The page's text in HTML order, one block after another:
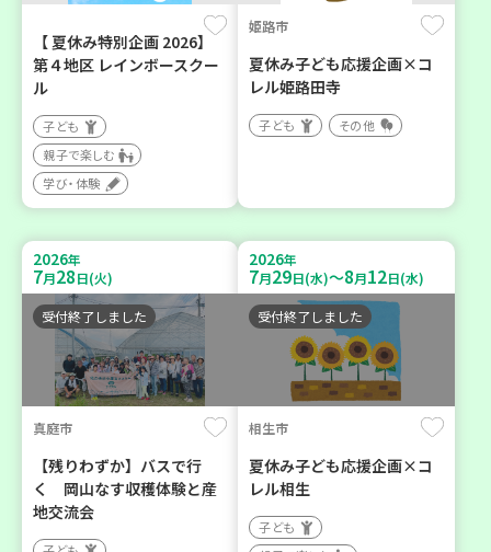
【 夏休み特別企画 2026】
第４地区 レインボースクー
ル
子ども
親子で楽しむ
学び・体験
姫路市
夏休み子ども応援企画×コ
レル姫路田寺
子ども その他
2026年
7月28日(火)
受付終了しました
真庭市
【残りわずか】バスで行
く 岡山なす収穫体験と産
地交流会
2026年
7月29日(水)～8月12日(水)
受付終了しました
相生市
夏休み子ども応援企画×コ
レル相生
子ども